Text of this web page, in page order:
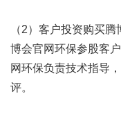
（2）客户投资购买腾
博会官网环保参股客
网环保负责技术指
评。